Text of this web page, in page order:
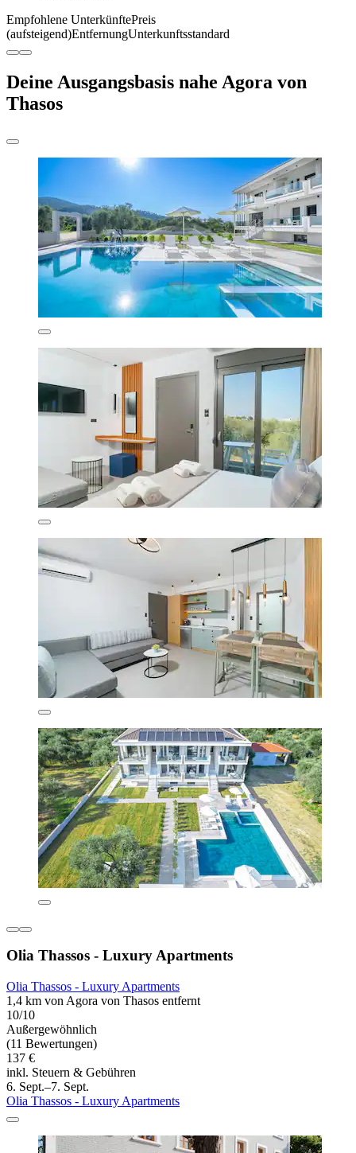
Empfohlene UnterkünftePreis
(aufsteigend)EntfernungUnterkunftsstandard
Deine Ausgangsbasis nahe Agora von
Thasos
Olia Thassos - Luxury Apartments
Olia Thassos - Luxury Apartments
1,4 km von Agora von Thasos entfernt
10/10
Außergewöhnlich
(11 Bewertungen)
137 €
inkl. Steuern & Gebühren
6. Sept.–7. Sept.
Olia Thassos - Luxury Apartments